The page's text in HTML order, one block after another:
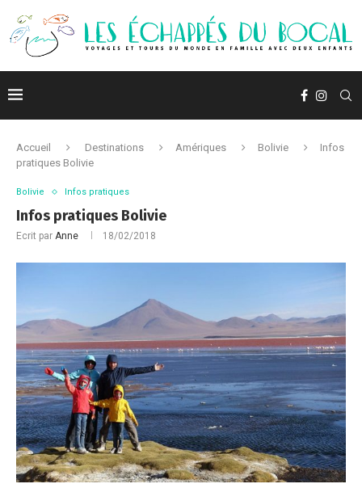
Accueil Destinations Amériques Bolivie
Infos
pratiques Bolivie
Bolivie Infos pratiques
Infos pratiques Bolivie
Ecrit par Anne 18/02/2018